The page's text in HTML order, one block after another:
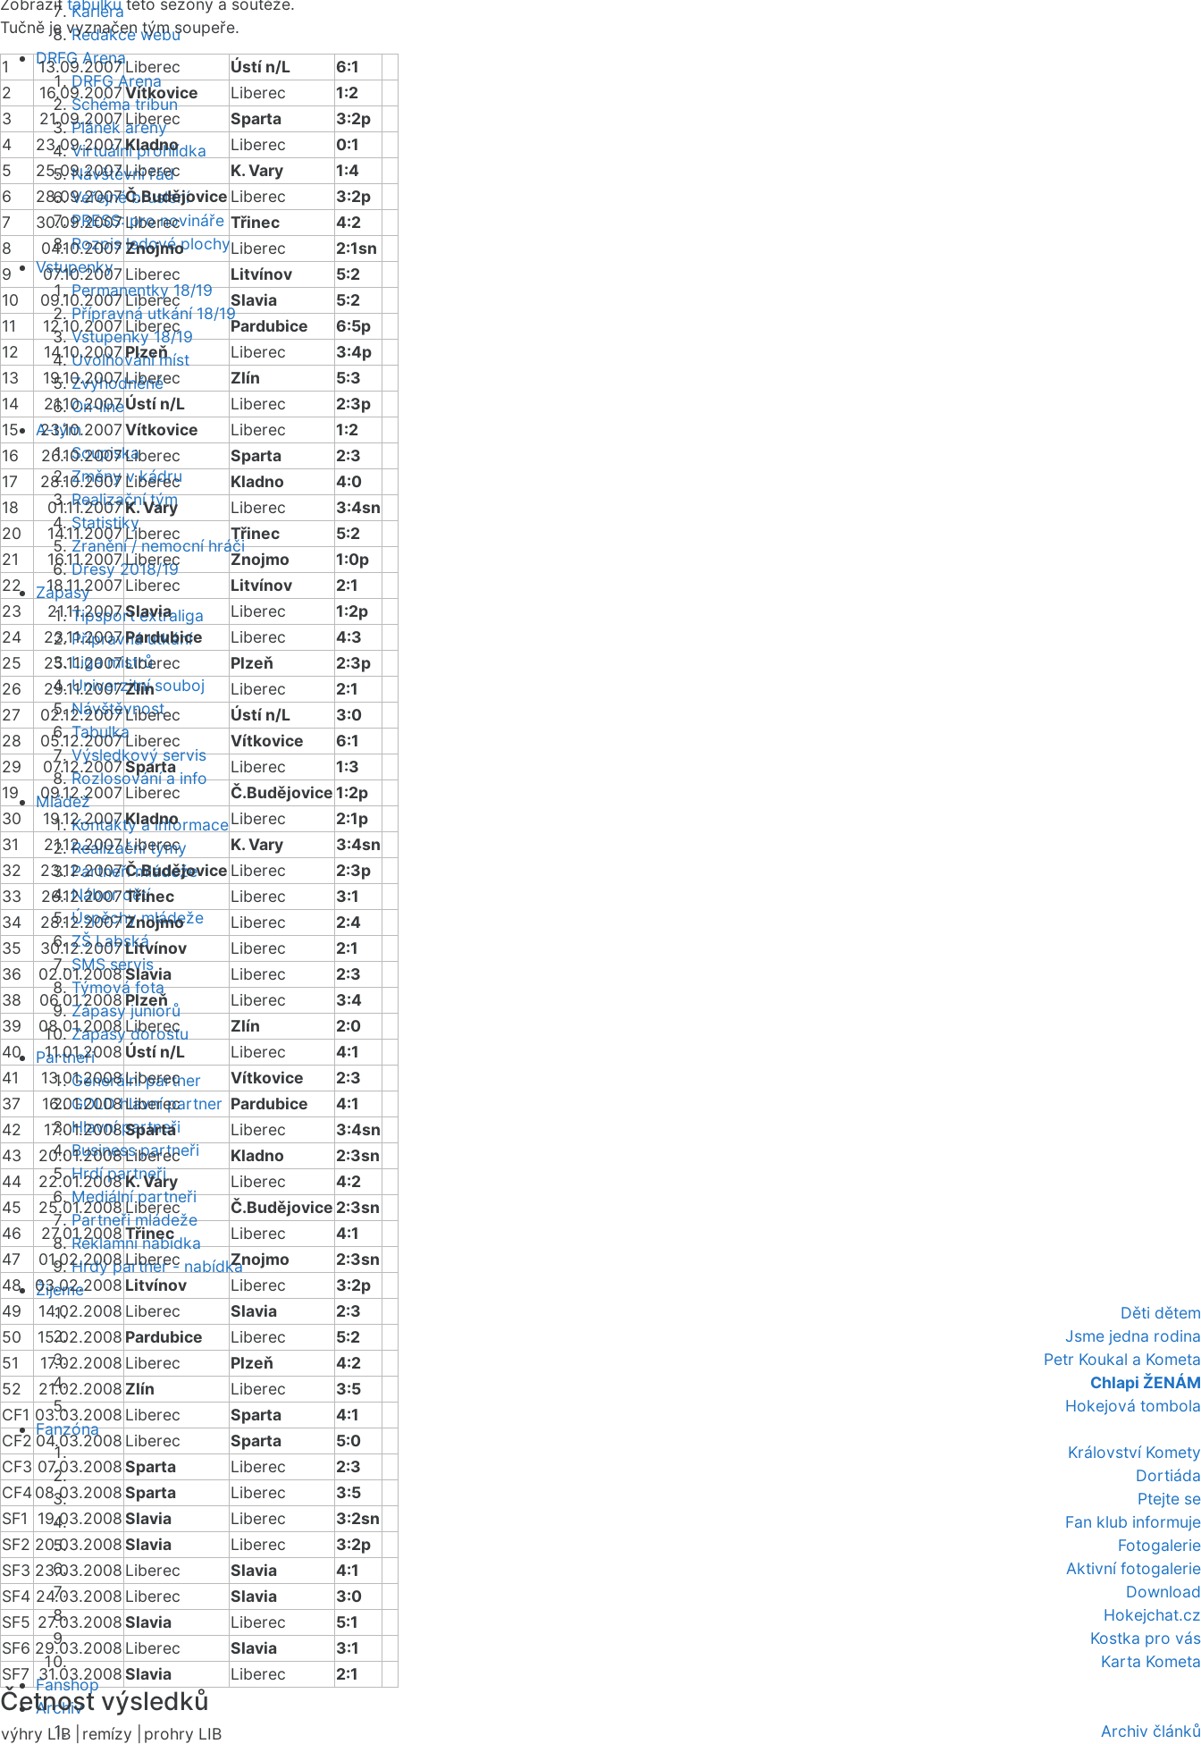
Kariéra
Redakce webu
DRFG Arena
DRFG Arena
Schéma tribun
Plánek areny
Virtuální prohlídka
Návštěvní řád
Veřejné bruslení
PRESS: pro novináře
Rozpis ledové plochy
Vstupenky
Permanentky 18/19
Přípravná utkání 18/19
Vstupenky 18/19
Uvolňování míst
Zvýhodněné
On-line
A-tým
Soupiska
Změny v kádru
Realizační tým
Statistiky
Zranění / nemocní hráči
Dresy 2018/19
Zápasy
Tipsport extraliga
Přípravná utkání
Liga mistrů
Univerzitní souboj
Návštěvnost
Tabulka
Výsledkový servis
Rozlosování a info
Mládež
Kontakty a informace
Realizační týmy
Partneři mládeže
Nábor dětí
Úspěchy mládeže
ZŠ Labská
SMS servis
Týmová fota
Zápasy juniorů
Zápasy dorostu
Partneři
Generální partner
GOLD hlavní partner
Hlavní partneři
Business partneři
Hrdí partneři
Mediální partneři
Partneři mládeže
Reklamní nabídka
Hrdý partner - nabídka
Žijeme
Děti dětem
Jsme jedna rodina
Petr Koukal a Kometa
Chlapi ŽENÁM
Hokejová tombola
Fanzóna
Království Komety
Dortiáda
Ptejte se
Fan klub informuje
Fotogalerie
Aktivní fotogalerie
Download
Hokejchat.cz
Kostka pro vás
Karta Kometa
Fanshop
Archiv
Archiv článků
Zobrazit tabulku této sezóny a soutěže.
Tučně je vyznačen tým soupeře.
1 13.09.2007Liberec Ústí n/L
6:1
2
16.09.2007Vítkovice Liberec
1:2
3
21.09.2007 Liberec Sparta
3:2p
4
23.09.2007Kladno Liberec
0:1
5
25.09.2007Liberec K. Vary
1:4
6
28.09.2007Č.Budějovice Liberec
3:2p
7
30.09.2007Liberec Třinec
4:2
8
04.10.2007 Znojmo Liberec
2:1sn
9
07.10.2007 Liberec Litvínov
5:2
10
09.10.2007Liberec Slavia
5:2
11
12.10.2007 Liberec Pardubice
6:5p
12
14.10.2007 Plzeň Liberec
3:4p
13
19.10.2007Liberec Zlín
5:3
14
21.10.2007Ústí n/L Liberec
2:3p
15
23.10.2007Vítkovice Liberec
1:2
16
26.10.2007Liberec Sparta
2:3
17
28.10.2007 Liberec Kladno
4:0
18
01.11.2007K. Vary Liberec
3:4sn
20
14.11.2007 Liberec Třinec
5:2
21
16.11.2007Liberec Znojmo
1:0p
22
18.11.2007 Liberec Litvínov
2:1
23
21.11.2007Slavia Liberec
1:2p
24
23.11.2007Pardubice Liberec
4:3
25
25.11.2007Liberec Plzeň
2:3p
26
29.11.2007Zlín Liberec
2:1
27
02.12.2007Liberec Ústí n/L
3:0
28
05.12.2007Liberec Vítkovice
6:1
29
07.12.2007Sparta Liberec
1:3
19
09.12.2007 Liberec Č.Budějovice 1:2p
30
19.12.2007Kladno Liberec
2:1p
31
21.12.2007Liberec K. Vary
3:4sn
32
23.12.2007Č.Budějovice Liberec
2:3p
33
26.12.2007Třinec Liberec
3:1
34
28.12.2007Znojmo Liberec
2:4
35
30.12.2007Litvínov Liberec
2:1
36
02.01.2008Slavia Liberec
2:3
38
06.01.2008Plzeň Liberec
3:4
39
08.01.2008 Liberec Zlín
2:0
40
11.01.2008 Ústí n/L Liberec
4:1
41
13.01.2008Liberec Vítkovice
2:3
37
16.01.2008Liberec Pardubice
4:1
42
17.01.2008Sparta Liberec
3:4sn
43
20.01.2008Liberec Kladno
2:3sn
44
22.01.2008K. Vary Liberec
4:2
45
25.01.2008Liberec Č.Budějovice 2:3sn
46
27.01.2008Třinec Liberec
4:1
47
01.02.2008Liberec Znojmo
2:3sn
48
03.02.2008 Litvínov Liberec
3:2p
49
14.02.2008 Liberec Slavia
2:3
50
15.02.2008 Pardubice Liberec
5:2
51
17.02.2008 Liberec Plzeň
4:2
52
21.02.2008 Zlín Liberec
3:5
CF1 03.03.2008 Liberec Sparta
4:1
CF2 04.03.2008 Liberec Sparta
5:0
CF3 07.03.2008Sparta Liberec
2:3
CF408.03.2008Sparta Liberec
3:5
SF1
19.03.2008Slavia Liberec
3:2sn
SF2 20.03.2008Slavia Liberec
3:2p
SF3 23.03.2008 Liberec Slavia
4:1
SF4 24.03.2008 Liberec Slavia
3:0
SF5 27.03.2008Slavia Liberec
5:1
SF6 29.03.2008 Liberec Slavia
3:1
SF7 31.03.2008Slavia Liberec 2:1
Četnost výsledků
výhry LIB | remízy |
prohry LIB